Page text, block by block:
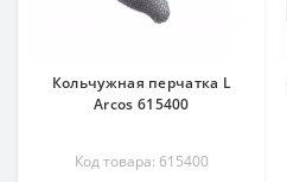
Кольчужная перчатка L
Arcos 615400
Код товара: 615400